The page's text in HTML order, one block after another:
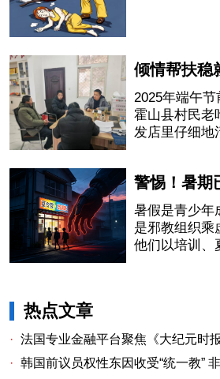
2025年端午
霍山县村民老
发店里仔细地
心却是从未有
慨万千地说：
钱，把这些年
然太对不起政
暑假是青少年
是邪教组织乘
他们以培训、
热点文章
· 法国专业金融平台聚焦《大纪元时报》洗钱案
· 韩国前议员权性东因收受“统一教”